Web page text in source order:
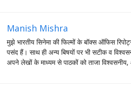
Manish Mishra
मुझे भारतीय सिनेमा की फिल्मों के बॉक्स ऑफिस
पसंद हैं। साथ ही अन्य बिषयों पर भी सटीक व
अपने लेखों के माध्यम से पाठकों को ताजा